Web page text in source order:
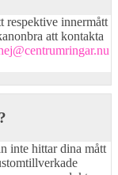
respektive innermått
att kontakta
inte hittar dina mått